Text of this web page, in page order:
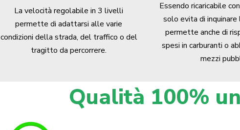
La velocità regolabile in 3 livelli
permette di adattarsi alle varie
condizioni della strada, del traffico o del
tragitto da percorrere.
Essendo ricaricabile
solo evita di inquinare
permette anche di
spesi in carburanti o
mezzi
Qualità 100%